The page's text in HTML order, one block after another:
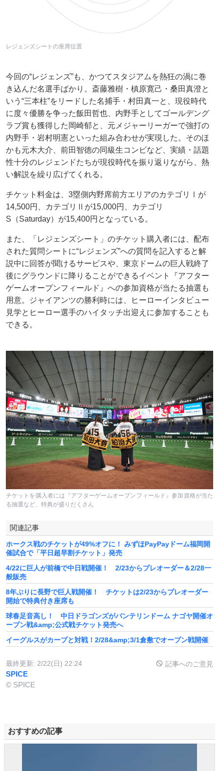
レジェンズシートの座席位置
今回の“レジェンズ”も、かつてスタジアムを熱狂の渦に巻
き込んだ名選手ばかり。斎藤雅樹・槙原寛己・桑田真澄と
いう“三本柱”をリードした名捕手・村田真一と、現役時代
に度々優勝を争った飯田哲也、内野手としてゴールデング
ラブ賞も獲得した岡崎郁と、元メジャーリーガーで強打の
内野手・岩村明憲といった組み合わせが実現した。そのほ
かも元木大介、前田智徳の同級生コンビなど、実績・話題
性十分のレジェンドたちが現役時代を振り返りながら、熱
い解説を繰り広げてくれる。
チケット料金は、3塁側内野席前方エリアのカテゴリⅠが
14,500円、カテゴリⅡが15,000円、カテゴリ
S（Saturday）が15,400円となっている。
また、「レジェンズシート」のチケット購入者には、配布
された質問シートに“レジェンズ”への質問を記入すると解
説中に回答が聞けるサービスや、東京ドームの巨人戦終了
後にグラウンドに降りることができるイベント『アフター
ゲームオープンフィールド』への参加資格が当たる抽選も
用意。ジャイアンツの勝利時には、ヒーローインタビュー
見学とヒーロー選手のハイタッチ出迎えに参加することも
できる。
チケットを購入者には『アフターゲームオープンフィールド』参加資格が当た
る抽選など、特典が盛りだくさん
関連記事
ホークス戦のチケットが49%オフに！ みずほPayPayドーム福岡開
催試合で「平日超早割チケット」発売
4/22に巨人が前橋で中日戦開催！ 2/23からプレオーダー＆2/28一
般販売
8年ぶりに長野で巨人戦開催！ チケットは2/23からプレオーダー
開始で特典付き座席も
球春足音高し！ 中日ドラゴンズがバンテリンドーム ナゴヤ開催オ
ープン戦&amp;公式戦チケット発売へ
イーグルスがカープと対戦！2/28&amp;3/1倉敷でオープン戦開催
最終更新: 2/22(日) 22:24 記事へのご意見
SPICE
© SPICE
おすすめの記事